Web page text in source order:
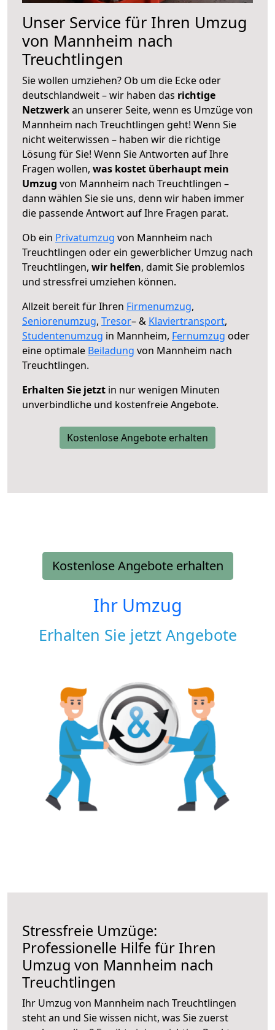
Unser Service für Ihren Umzug
von Mannheim nach
Treuchtlingen
Sie wollen umziehen? Ob um die Ecke oder
deutschlandweit – wir haben das richtige
Netzwerkan unserer Seite, wenn es Umzüge von
Mannheim nach Treuchtlingen geht! Wenn Sie
nicht weiterwissen – haben wir die richtige
Lösung für Sie! Wenn Sie Antworten auf Ihre
Fragen wollen, was kostet überhaupt mein
Umzug von Mannheim nach Treuchtlingen –
dann wählen Sie sie uns, denn wir haben immer
die passende Antwort auf Ihre Fragen parat.
Ob ein Privatumzug von Mannheim nach
Treuchtlingen oder ein gewerblicher Umzug nach
Treuchtlingen, wir helfen, damit Sie problemlos
und stressfrei umziehen können.
Allzeit bereit für Ihren Firmenumzug,
Seniorenumzug, Tresor– & Klaviertransport,
Studentenumzug in Mannheim, Fernumzug oder
eine optimale Beiladung von Mannheim nach
Treuchtlingen.
Erhalten Sie jetzt in nur wenigen Minuten
unverbindliche und kostenfreie Angebote.
Kostenlose Angebote erhalten
Kostenlose Angebote erhalten
Ihr Umzug
Erhalten Sie jetzt Angebote
Stressfreie Umzüge:
Professionelle Hilfe für Ihren
Umzug von Mannheim nach
Treuchtlingen
Ihr Umzug von Mannheim nach Treuchtlingen
steht an und Sie wissen nicht, was Sie zuerst